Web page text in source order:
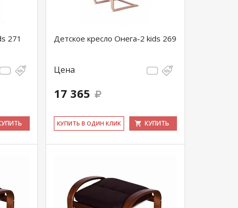
271 Детское кресло Онега-2 kids 269
Цена
17 365
КУ­ПИТЬ В ОДИН КЛИК КУПИТЬ